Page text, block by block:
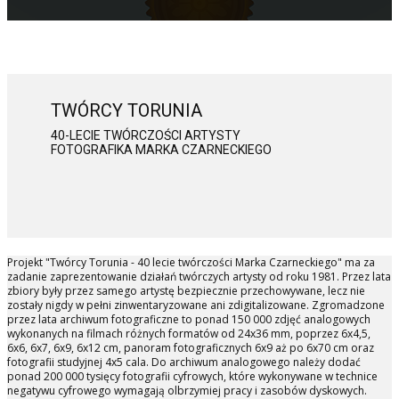
TWÓRCY TORUNIA
40-LECIE TWÓRCZOŚCI ARTYSTY
FOTOGRAFIKA MARKA CZARNECKIEGO
Projekt "Twórcy Torunia - 40 lecie twórczości Marka Czarneckiego" ma za
zadanie zaprezentowanie działań twórczych artysty od roku 1981. Przez lata
zbiory były przez samego artystę bezpiecznie przechowywane, lecz nie
zostały nigdy w pełni zinwentaryzowane ani zdigitalizowane. Zgromadzone
przez lata archiwum fotograficzne to ponad 150 000 zdjęć analogowych
wykonanych na filmach różnych formatów od 24x36 mm, poprzez 6x4,5,
6x6, 6x7, 6x9, 6x12 cm, panoram fotograficznych 6x9 aż po 6x70 cm oraz
fotografii studyjnej 4x5 cala. Do archiwum analogowego należy dodać
ponad 200 000 tysięcy fotografii cyfrowych, które wykonywane w technice
negatywu cyfrowego wymagają olbrzymiej pracy i zasobów dyskowych.